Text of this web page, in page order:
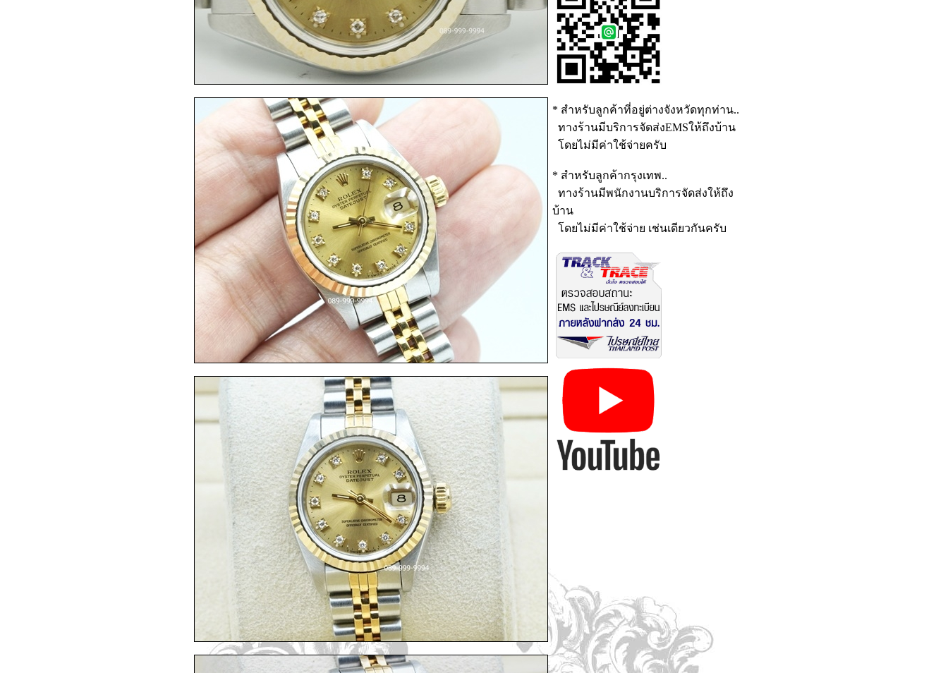
* สำหรับลูกค้าที่อยู่ต่างจังหวัดทุกท่าน..
ทางร้านมีบริการจัดส่งEMSให้ถึงบ้าน
โดยไม่มีค่าใช้จ่ายครับ
* สำหรับลูกค้ากรุงเทพ..
ทางร้านมีพนักงานบริการจัดส่งให้ถึง
บ้าน
โดยไม่มีค่าใช้จ่าย เช่นเดียวกันครับ